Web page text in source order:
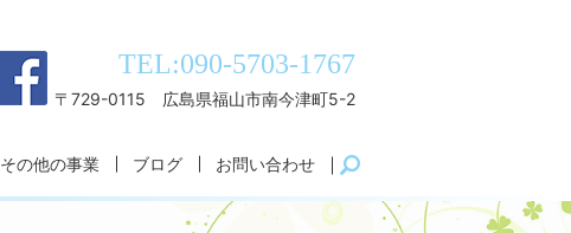
TEL:090-5703-1767
〒729-0115 広島県福山市南今津町5-2
その他の事業 ブログ お問い合わせ search